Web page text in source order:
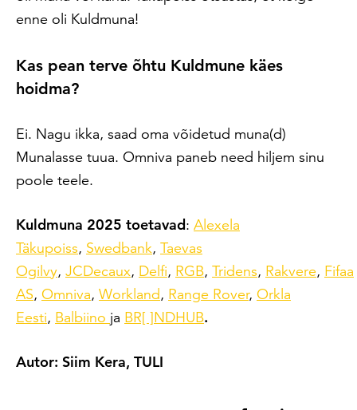
enne oli Kuldmuna!
Kas pean terve õhtu Kuldmune käes
hoidma?
Ei. Nagu ikka, saad oma võidetud muna(d)
Munalasse tuua. Omniva paneb need hiljem sinu
poole teele.
Kuldmuna 2025 toetavad: Alexela
Täkupoiss, Swedbank, Taevas
Ogilvy, JCDecaux, Delfi, RGB, Tridens, Rakvere, Fifaa
AS, Omniva, Workland, Range Rover, Orkla
Eesti, Balbiino ja BR[ ]NDHUB.
Autor: Siim Kera, TULI